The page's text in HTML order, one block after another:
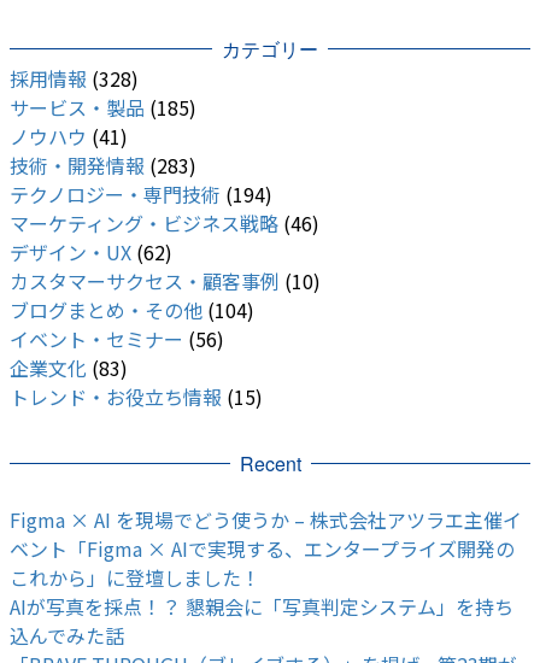
カテゴリー
採用情報 (328)
サービス・製品 (185)
ノウハウ (41)
技術・開発情報 (283)
テクノロジー・専門技術 (194)
マーケティング・ビジネス戦略 (46)
デザイン・UX (62)
カスタマーサクセス・顧客事例 (10)
ブログまとめ・その他 (104)
イベント・セミナー (56)
企業文化 (83)
トレンド・お役立ち情報 (15)
Recent
Figma × AI を現場でどう使うか – 株式会社アツラエ主催イ
ベント「Figma × AIで実現する、エンタープライズ開発の
これから」に登壇しました！
AIが写真を採点！？ 懇親会に「写真判定システム」を持ち
込んでみた話